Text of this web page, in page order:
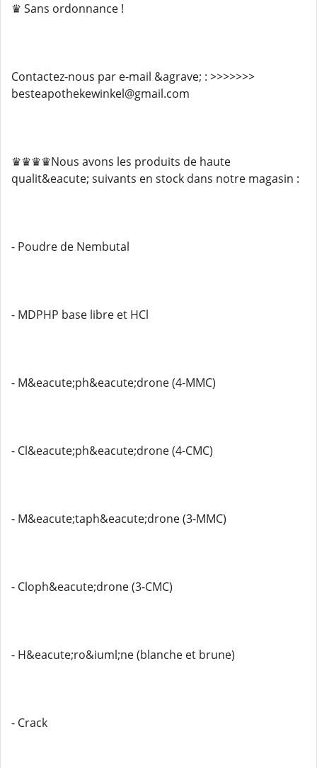
♛ Sans ordonnance !
Contactez-nous par e-mail &agrave; : >>>>>>>
besteapothekewinkel@gmail.com
♛♛♛♛Nous avons les produits de haute
qualit&eacute; suivants en stock dans notre magasin :
- Poudre de Nembutal
- MDPHP base libre et HCl
- M&eacute;ph&eacute;drone (4-MMC)
- Cl&eacute;ph&eacute;drone (4-CMC)
- M&eacute;taph&eacute;drone (3-MMC)
- Cloph&eacute;drone (3-CMC)
- H&eacute;ro&iuml;ne (blanche et brune)
- Crack